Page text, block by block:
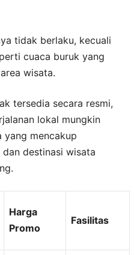
tidak berlaku, kecuali
cuaca buruk yang
wisata.
tersedia secara resmi,
lokal mungkin
yang mencakup
destinasi wisata
Harga
Promo
Fasilitas